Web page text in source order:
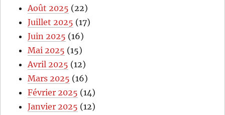
Août 2025 (22)
Juillet 2025 (17)
Juin 2025 (16)
Mai 2025 (15)
Avril 2025 (12)
Mars 2025 (16)
Février 2025 (14)
Janvier 2025 (12)